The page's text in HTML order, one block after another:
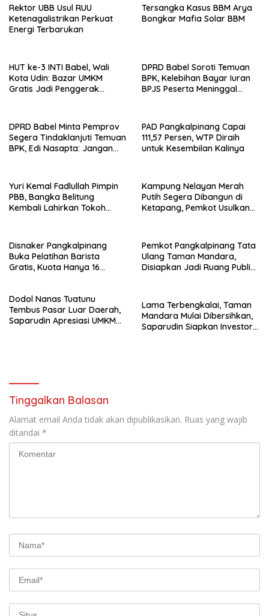
Rektor UBB Usul RUU
Ketenagalistrikan Perkuat
Energi Terbarukan
Tersangka Kasus BBM Arya
Bongkar Mafia Solar BBM
HUT ke-3 INTI Babel, Wali
Kota Udin: Bazar UMKM
Gratis Jadi Penggerak
DPRD Babel Soroti Temuan
BPK, Kelebihan Bayar Iuran
BPJS Peserta Meninggal
DPRD Babel Minta Pemprov
Segera Tindaklanjuti Temuan
BPK, Edi Nasapta: Jangan
PAD Pangkalpinang Capai
111,57 Persen, WTP Diraih
untuk Kesembilan Kalinya
Yuri Kemal Fadlullah Pimpin
PBB, Bangka Belitung
Kembali Lahirkan Tokoh
Kampung Nelayan Merah
Putih Segera Dibangun di
Ketapang, Pemkot Usulkan
Disnaker Pangkalpinang
Buka Pelatihan Barista
Gratis, Kuota Hanya 16
Pemkot Pangkalpinang Tata
Ulang Taman Mandara,
Disiapkan Jadi Ruang Publik
Dodol Nanas Tuatunu
Tembus Pasar Luar Daerah,
Saparudin Apresiasi UMKM
Lama Terbengkalai, Taman
Mandara Mulai Dibersihkan,
Saparudin Siapkan Investor
Tinggalkan Balasan
Alamat email Anda tidak akan dipublikasikan. Ruas yang wajib
ditandai *